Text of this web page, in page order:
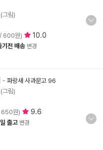
(그림)
600원) 10.0
기전 배송 변경
- 파랑새 사과문고 96
(그림)
650원) 9.6
출고 변경